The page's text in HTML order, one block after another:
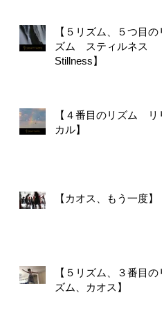
【５リズム、５つ目のリ
ズム スティルネス
Stillness】
【４番目のリズム リリ
カル】
【カオス、もう一度】
【５リズム、３番目のリ
ズム、カオス】